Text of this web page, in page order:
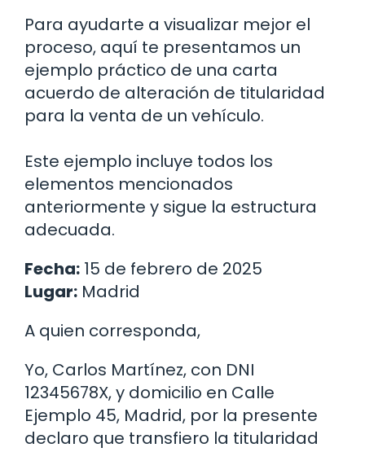
Para ayudarte a visualizar mejor el
proceso, aquí te presentamos un
ejemplo práctico de una carta
acuerdo de alteración de titularidad
para la venta de un vehículo.
Este ejemplo incluye todos los
elementos mencionados
anteriormente y sigue la estructura
adecuada.
Fecha: 15 de febrero de 2025
Lugar: Madrid
A quien corresponda,
Yo, Carlos Martínez, con DNI
12345678X, y domicilio en Calle
Ejemplo 45, Madrid, por la presente
declaro que transfiero la titularidad